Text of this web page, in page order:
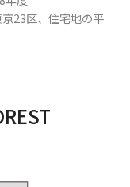
23区、住宅地の平